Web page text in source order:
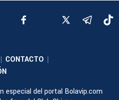
| CONTACTO |
especial del portal Bolavip.com